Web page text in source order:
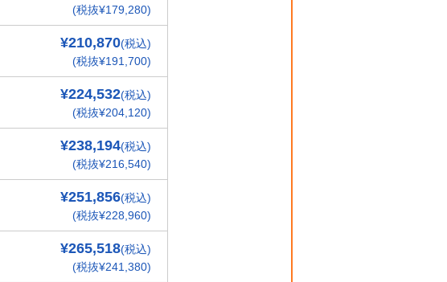
(税抜¥179,280)
¥210,870(税込)
(税抜¥191,700)
¥224,532(税込)
(税抜¥204,120)
¥238,194(税込)
(税抜¥216,540)
¥251,856(税込)
(税抜¥228,960)
¥265,518(税込)
(税抜¥241,380)